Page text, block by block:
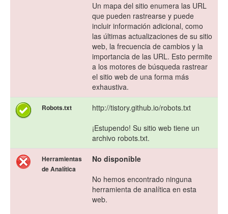
Un mapa del sitio enumera las URL
que pueden rastrearse y puede
incluir información adicional, como
las últimas actualizaciones de su sitio
web, la frecuencia de cambios y la
importancia de las URL. Esto permite
a los motores de búsqueda rastrear
el sitio web de una forma más
exhaustiva.
Robots.txt
http://tistory.github.io/robots.txt
¡Estupendo! Su sitio web tiene un
archivo robots.txt.
Herramientas
de Analítica
No disponible
No hemos encontrado ninguna
herramienta de analítica en esta
web.